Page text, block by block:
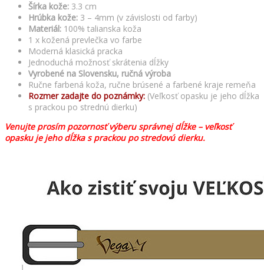
Šírka kože: 3.3 cm
Hrúbka kože: 3 – 4mm (v závislosti od farby)
Materiál: 100% talianska koža
1 x kožená prevlečka vo farbe
Moderná klasická pracka
Jednoduchá možnosť skrátenia dĺžky
Vyrobené na Slovensku, ručná výroba
Ručne farbená koža, ručne brúsené a farbené kraje remeňa
Rozmer zadajte do poznámky: (Veľkosť opasku je jeho dĺžka
s prackou po strednú dierku)
Venujte prosím pozornosť výberu správnej dĺžke – veľkosť
opasku je jeho dĺžka s prackou po stredovú dierku.